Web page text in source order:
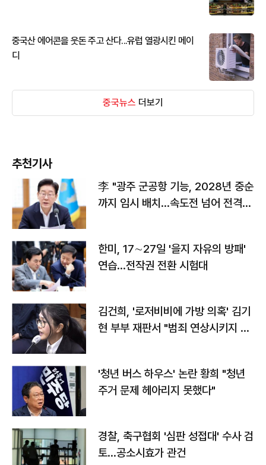
중국산 에어콘을 웃돈 주고 산다...유럽 열광시킨 메이
디
중국뉴스 더보기
추천기사
李 "광주 군공항 기능, 2028년 중순
까지 임시 배치…속도전 넘어 전격
한미, 17∼27일 '을지 자유의 방패'
연습…전작권 전환 시험대
김건희, '로저비비에 가방 의혹' 김기
현 부부 재판서 "범죄 연상시키지 말
'청년 버스 하우스' 논란 황희 "청년
주거 문제 헤아리지 못했다"
경찰, 축구협회 '심판 성접대' 수사 검
토…공소시효가 관건